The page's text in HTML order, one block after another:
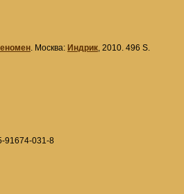
. Москва: Индрик , 2010. 496 S.
91674-031-8